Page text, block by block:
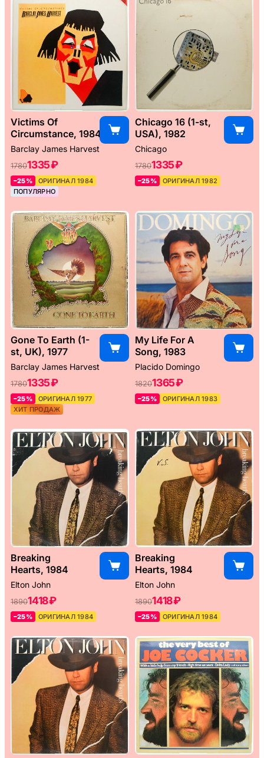
Victims Of
Circumstance, 1984
Barclay James Harvest
17801335 ₽
–25%
ОРИГИНАЛ 1984
ПОПУЛЯРНО
Chicago 16 (1-st,
USA), 1982
Chicago
17801335 ₽
–25% ОРИГИНАЛ 1982
Gone To Earth (1-
st, UK), 1977
Barclay James Harvest
17801335 ₽
–25%
ОРИГИНАЛ 1977
ХИТ ПРОДАЖ
My Life For A
Song, 1983
Placido Domingo
18201365 ₽
–25% ОРИГИНАЛ 1983
Breaking
Hearts, 1984
Elton John
18901418 ₽
–25% ОРИГИНАЛ 1984
Breaking
Hearts, 1984
Elton John
18901418 ₽
–25% ОРИГИНАЛ 1984